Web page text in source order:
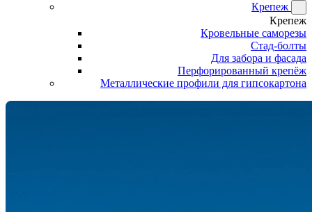
Крепеж
Крепеж
Кровельные саморезы
Стад-болты
Для забора и фасада
Перфорированный крепёж
Металлические профили для гипсокартона